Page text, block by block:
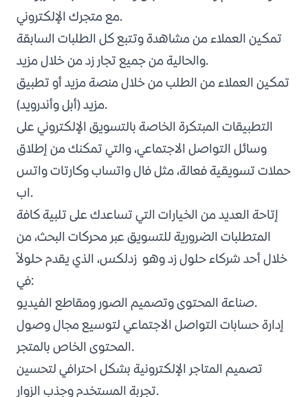
مع متجرك الإلكتروني.
تمكين العملاء من مشاهدة وتتبع كل الطلبات السابقة
والحالية من جميع تجار زد من خلال مزيد.
تمكين العملاء من الطلب من خلال منصة مزيد أو تطبيق
مزيد (أبل وأندرويد).
التطبيقات المبتكرة الخاصة بالتسويق الإلكتروني على
وسائل التواصل الاجتماعي، والتي تمكنك من إطلاق
حملات تسويقية فعالة، مثل فال واتساب وكارتات واتس
اب.
إتاحة العديد من الخيارات التي تساعدك على تلبية كافة
المتطلبات الضرورية للتسويق عبر محركات البحث، من
خلال أحد شركاء حلول زد وهو زدلكس، الذي يقدم حلولاً
في:
صناعة المحتوى وتصميم الصور ومقاطع الفيديو.
إدارة حسابات التواصل الاجتماعي لتوسيع مجال وصول
المحتوى الخاص بالمتجر.
تصميم المتاجر الإلكترونية بشكل احترافي لتحسين
تجربة المستخدم وجذب الزوار.